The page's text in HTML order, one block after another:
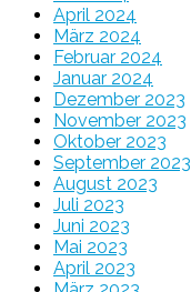
April 2024
März 2024
Februar 2024
Januar 2024
Dezember 2023
November 2023
Oktober 2023
September 2023
August 2023
Juli 2023
Juni 2023
Mai 2023
April 2023